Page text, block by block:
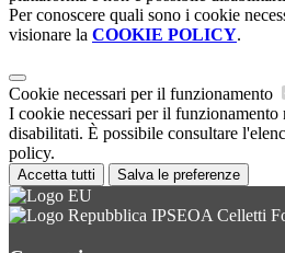
Per conoscere quali sono i cookie
visionare la COOKIE POLICY.
Cookie necessari per il funzionamento
I cookie necessari per il funzionamento
disabilitati. È possibile consultare
policy.
Accetta tutti Salva le preferenze
IPSEOA Celletti